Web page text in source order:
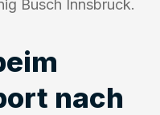
Busch Innsbruck.
nach